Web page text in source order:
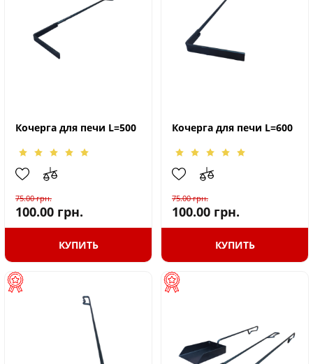
Кочерга для печи L=500
75.00грн.
100.00 грн.
КУПИТЬ
Кочерга для печи L=600
75.00грн.
100.00 грн.
КУПИТЬ